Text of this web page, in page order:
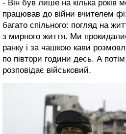
- Він був лише на кілька років
працював до війни вчителем
багато спільного: погляд на
з мирного життя. Ми
ранку і за чашкою кави
по півтори години десь. А
розповідає військовий.